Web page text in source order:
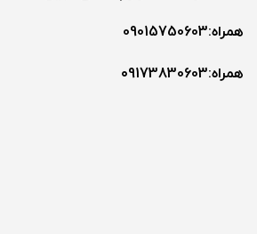
همراه:09015750603
همراه:۰9173830603